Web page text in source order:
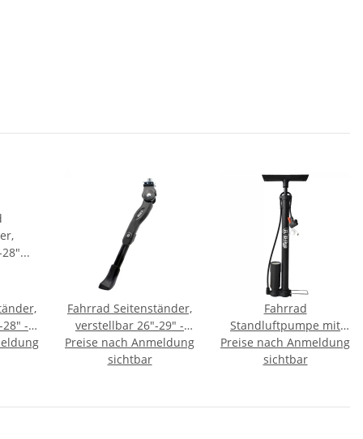
-
Fahrrad Seitenständer,
verstellbar 26"-29" -
Premium -
Preise nach Anmeldung
sichtbar
Fahrrad
Standluftpumpe mit
Manometer
Preise nach Anmeldung
sichtbar